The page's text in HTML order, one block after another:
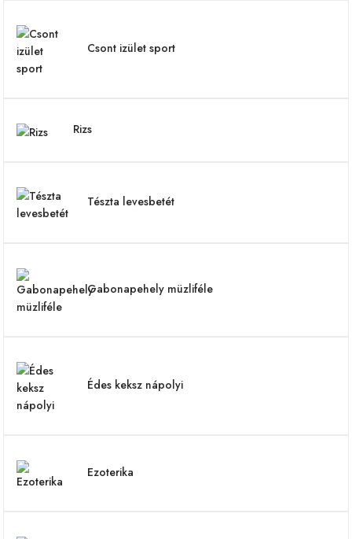
Csont izület sport
Rizs
Tészta levesbetét
Gabonapehely müzliféle
Édes keksz nápolyi
Ezoterika